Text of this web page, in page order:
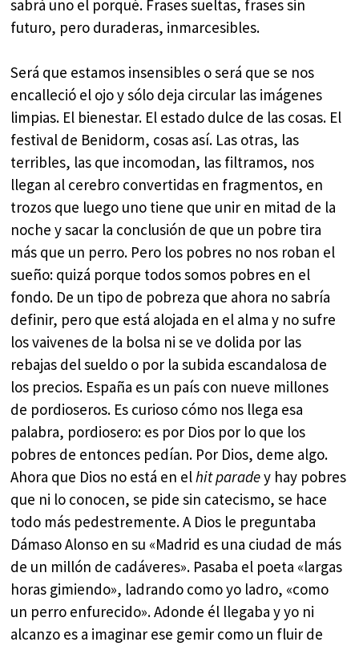
sabrá uno el porqué. Frases sueltas, frases sin
futuro, pero duraderas, inmarcesibles.
Será que estamos insensibles o será que se nos
encalleció el ojo y sólo deja circular las imágenes
limpias. El bienestar. El estado dulce de las cosas. El
festival de Benidorm, cosas así. Las otras, las
terribles, las que incomodan, las filtramos, nos
llegan al cerebro convertidas en fragmentos, en
trozos que luego uno tiene que unir en mitad de la
noche y sacar la conclusión de que un pobre tira
más que un perro. Pero los pobres no nos roban el
sueño: quizá porque todos somos pobres en el
fondo. De un tipo de pobreza que ahora no sabría
definir, pero que está alojada en el alma y no sufre
los vaivenes de la bolsa ni se ve dolida por las
rebajas del sueldo o por la subida escandalosa de
los precios. España es un país con nueve millones
de pordioseros. Es curioso cómo nos llega esa
palabra, pordiosero: es por Dios por lo que los
pobres de entonces pedían. Por Dios, deme algo.
Ahora que Dios no está en elhit paradey hay pobres
que ni lo conocen, se pide sin catecismo, se hace
todo más pedestremente. A Dios le preguntaba
Dámaso Alonso en su «Madrid es una ciudad de más
de un millón de cadáveres». Pasaba el poeta «largas
horas gimiendo», ladrando como yo ladro, «como
un perro enfurecido». Adonde él llegaba y yo ni
alcanzo es a imaginar ese gemir como un fluir de